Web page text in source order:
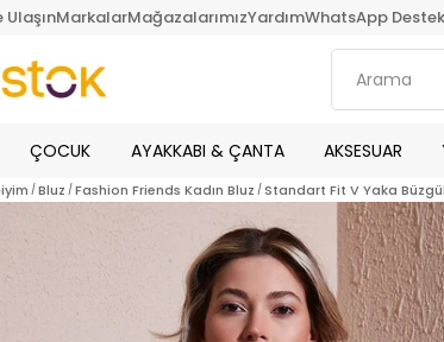
UlaşınMarkalarMağazalarımızYardımWhatsApp
ÇOCUK AYAKKABI & ÇANTA AKSESUAR
Bluz Fashion Friends Kadın Bluz Standart Fit V Yaka